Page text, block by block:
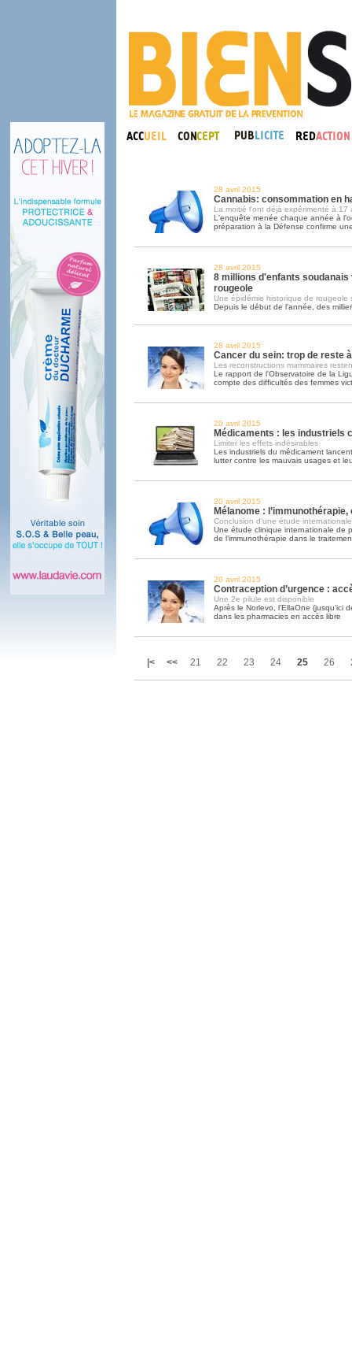
28 avril 2015
Cannabis: consommation en
La moitié l'ont déjà expérimenté à 17
L'enquête menée chaque année à
préparation à la Défense confirme
28 avril 2015
8 millions d'enfants
rougeole
Une épidémie historique de rougeole
Depuis le début de l'année, des
28 avril 2015
Cancer du sein: trop de reste
Les reconstructions mammaires
Le rapport de l'Observatoire de la
compte des difficultés des femmes
20 avril 2015
Médicaments : les industriels
Limiter les effets indésirables
Les industriels du médicament
lutter contre les mauvais usages et
20 avril 2015
Mélanome :
Conclusion d’une étude internationale
Une étude clinique internationale de
de l’immunothérapie dans le
20 avril 2015
Contraception d’urgence :
Une 2e pilule est disponible
Après le Norlevo, l’EllaOne (jusqu’ici
dans les pharmacies en accès libre
|< << 21 22 23 24 25 26